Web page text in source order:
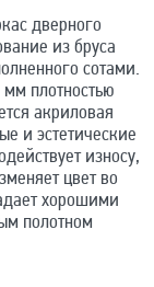
дверного
из бруса
сотами.
плотностью
акриловая
и эстетические
износу,
цвет во
хорошими
полотном